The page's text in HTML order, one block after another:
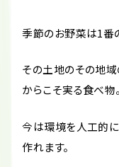
季節のお野菜は1番
その土地のその地
からこそ実る食べ物。
今は環境を人工的
作れます。